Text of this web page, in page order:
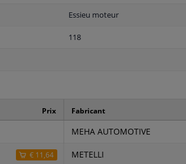
Essieu moteur
118
Prix
€ 11,64
Fabricant
MEHA AUTOMOTIVE
METELLI